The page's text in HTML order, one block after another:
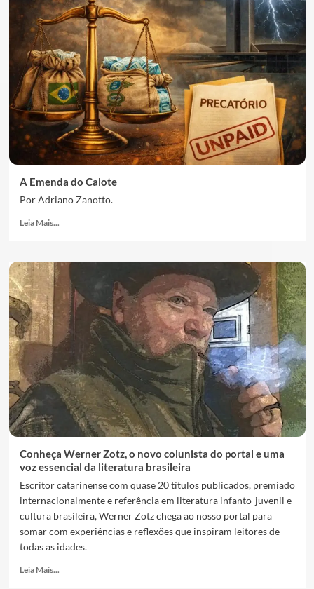
A Emenda do Calote
Por Adriano Zanotto.
Leia Mais...
Conheça Werner Zotz, o novo colunista do portal e uma
voz essencial da literatura brasileira
Escritor catarinense com quase 20 títulos publicados, premiado
internacionalmente e referência em literatura infanto-juvenil e
cultura brasileira, Werner Zotz chega ao nosso portal para
somar com experiências e reflexões que inspiram leitores de
todas as idades.
Leia Mais...